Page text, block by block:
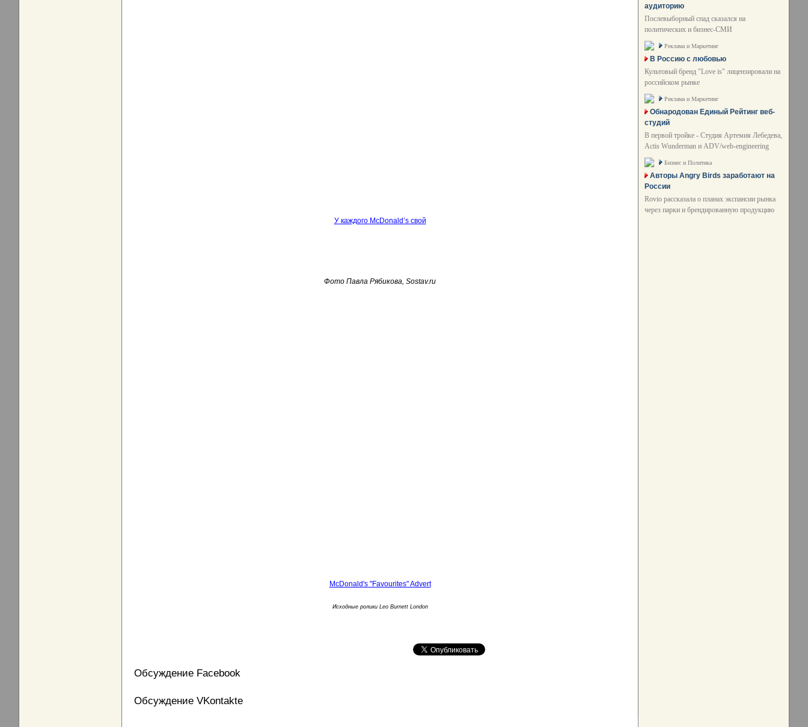
У каждого McDonald’s свой
Фото Павла Рябикова, Sostav.ru
McDonald's "Favourites" Advert
Исходные ролики Leo Burnett London
Обсуждение Facebook
Обсуждение VKontakte
аудиторию
Послевыборный спад сказался на
политических и бизнес-СМИ
Реклама и Маркетинг
В Россию с любовью
Культовый бренд "Love is" лицензировали на
российском рынке
Реклама и Маркетинг
Обнародован Единый Рейтинг веб-
студий
В первой тройке - Студия Артемия Лебедева,
Actis Wunderman и ADV/web-engineering
Бизнес и Политика
Авторы Angry Birds заработают на
России
Rovio рассказала о планах экспансии рынка
через парки и брендированную продукцию